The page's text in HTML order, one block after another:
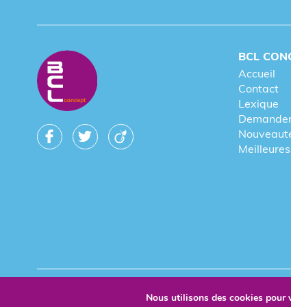
BCL
Accueil
Contact
Lexique
Nous utilisons des cookies pour